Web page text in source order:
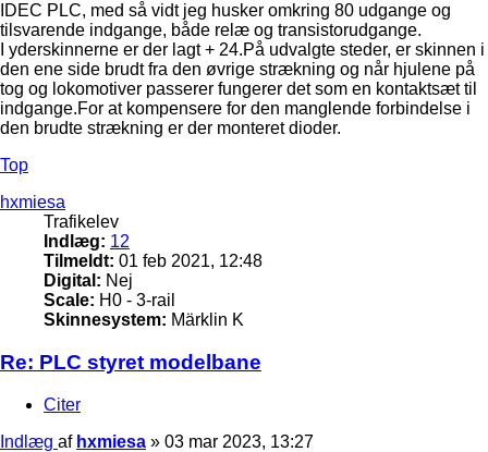
IDEC PLC, med så vidt jeg husker omkring 80 udgange og
tilsvarende indgange, både relæ og transistorudgange.
I yderskinnerne er der lagt + 24.På udvalgte steder, er skinnen i
den ene side brudt fra den øvrige strækning og når hjulene på
tog og lokomotiver passerer fungerer det som en kontaktsæt til
indgange.For at kompensere for den manglende forbindelse i
den brudte strækning er der monteret dioder.
Top
hxmiesa
Trafikelev
Indlæg: 12
Tilmeldt: 01 feb 2021, 12:48
Digital: Nej
Scale: H0 - 3-rail
Skinnesystem: Märklin K
Re: PLC styret modelbane
Citer
Indlæg af hxmiesa » 03 mar 2023, 13:27